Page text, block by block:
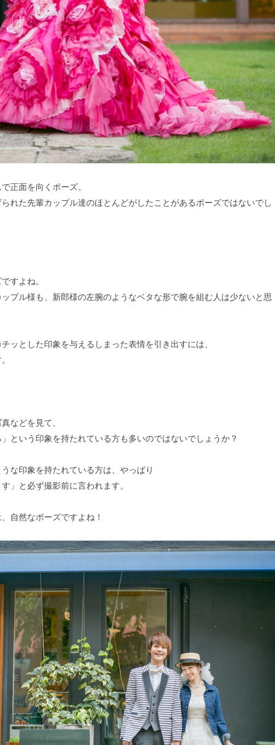
正面を向くポーズ。
れた先輩カップル達のほとんどがしたことがあるポーズではないでし
すよね。
プル様も、新郎様の左腕のようなベタな形で腕を組む人は少ないと思
ッとした印象を与えるしまった表情を引き出すには、
などを見て、
」という印象を持たれている方も多いのではないでしょうか？
な印象を持たれている方は、やっぱり
」と必ず撮影前に言われます。
自然なポーズですよね！